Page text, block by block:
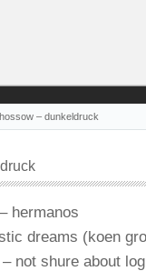
hossow – dunkeldruck
hermanos
dreams (koen
not shure about